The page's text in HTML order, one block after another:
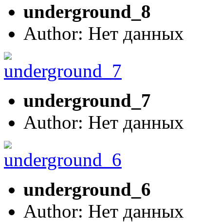
underground_8
Author: Нет данных
underground_7
Author: Нет данных
underground_6
Author: Нет данных